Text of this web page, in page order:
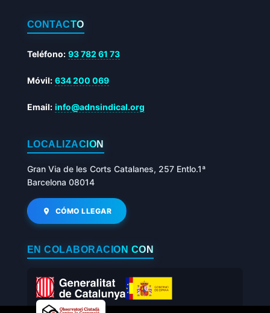
CONTACTO
Teléfono: 93 782 61 73
Móvil: 634 200 069
Email: info@adnsindical.org
LOCALIZACIÓN
Gran Via de les Corts Catalanes, 257 Entlo.1ª
Barcelona 08014
CÓMO LLEGAR
EN COLABORACIÓN CON